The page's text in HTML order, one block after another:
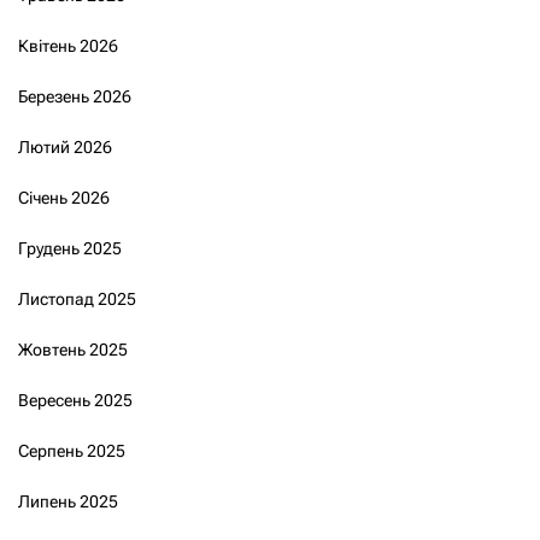
Квітень 2026
Березень 2026
Лютий 2026
Січень 2026
Грудень 2025
Листопад 2025
Жовтень 2025
Вересень 2025
Серпень 2025
Липень 2025